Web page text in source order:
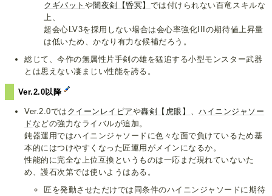
クギバット や闇夜剣【昏冥】 では付けられない百竜スキルな
上、
超会心LV3を採用しない場合は会心率強化IIIの期待値上昇量
は低いため、かなり有力な候補だろう。
総じて、今作の無属性片手剣の雄を猛追する小型モンスター武器
とは思えない凄まじい性能を誇る。
Ver.2.0以降
Ver.2.0では クイーンレイピアや轟剣【虎眼】 、ハイニンジャソー
ド などの強力なライバルが追加。
鈍器運用ではハイニンジャソードに色々な面で負けているため基
本的にはつけやすくなった匠運用がメインになるか。
性能的に完全な上位互換というものは一応まだ現れていないた
め、護石次第では使いようはある。
匠を発動させただけでは同条件のハイニンジャソードに期待